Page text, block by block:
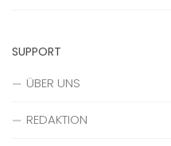
SUPPORT
ÜBER UNS
REDAKTION